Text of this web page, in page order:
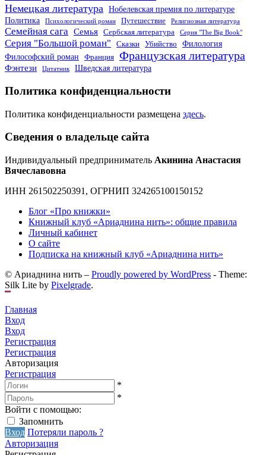
Немецкая литература Нобелевская премия по литературе
Политика
Психологический роман Путешествие Религиозная литература
Семейная сага Семья Сербская литература Серия "The Big Book"
Серия "Большой роман" Сказки Убийство
Филология
Философский роман
Франция Французская литература
Фэнтези Цитатник Шведская литература
Политика конфиденциальности
Политика конфиденциальности размещена здесь.
Сведения о владельце сайта
Индивидуальный предприниматель Акинина Анастасия
Вячеславовна
ИНН 261502250391, ОГРНИП 324265100150152
Блог «Про книжки»
Книжный клуб «Ариаднина нить»: общие правила
Личный кабинет
О сайте
Подписка на книжный клуб «Ариаднина нить»
© Ариаднина нить – Proudly powered by WordPress - Theme:
Silk Lite by Pixelgrade.
Главная
Вход
Вход
Регистрация
Регистрация
Авторизация
Регистрация
*
*
Войти с помощью:
Запомнить
Вход Потеряли пароль ?
Авторизация